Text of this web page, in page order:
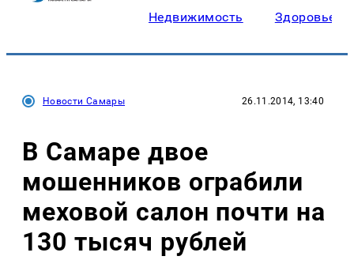
Недвижимость Здоровье
Новости Самары 26.11.2014, 13:40
В Самаре двое
мошенников ограбили
меховой салон почти на
130 тысяч рублей